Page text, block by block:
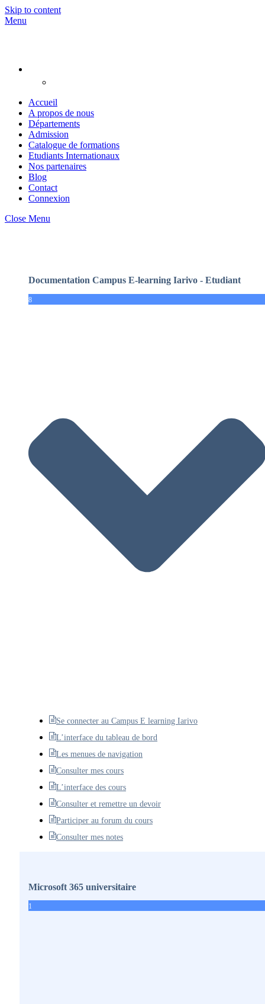
Skip to content
Menu
Accueil
A propos de nous
Départements
Admission
Catalogue de formations
Etudiants Internationaux
Nos partenaires
Blog
Contact
Connexion
Close Menu
Documentation Campus E-learning Iarivo - Etudiant
8
Se connecter au Campus E learning Iarivo
L’interface du tableau de bord
Les menues de navigation
Consulter mes cours
L’interface des cours
Consulter et remettre un devoir
Participer au forum du cours
Consulter mes notes
Microsoft 365 universitaire
1